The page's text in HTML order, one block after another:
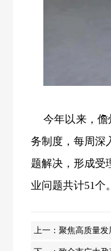
今年以来，儋
务制度，每周深
题解决，形成受
业问题共计51个。
上一： 聚焦高质量发